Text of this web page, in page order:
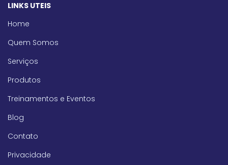
LINKS UTEIS
Home
Quem Somos
Serviços
Produtos
Treinamentos e Eventos
Blog
Contato
Privacidade